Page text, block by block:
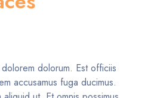
dolorum. Est officiis
accusamus fuga ducimus.